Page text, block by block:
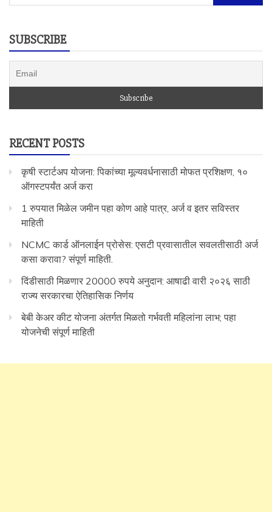
for:
SUBSCRIBE
RECENT POSTS
कृषी स्टार्टअप योजना: पिकांच्या मूल्यवर्धनासाठी मोफत प्रशिक्षण, १०
ऑगस्टपर्यंत अर्ज करा
1 रुपयात मिळेल जमीन पहा कोण आहे पात्र, अर्ज व इतर सविस्तर
माहिती
NCMC कार्ड ऑनलाईन प्रोसेस: एसटी प्रवासातील सवलतीसाठी अर्ज
कसा करावा? संपूर्ण माहिती.
दिंडीसाठी मिळणार 20000 रुपये अनुदान: आषाढी वारी २०२६ साठी
राज्य सरकारचा ऐतिहासिक निर्णय
बेबी केअर कीट योजना अंतर्गत मिळतो गर्भवती महिलांना लाभ; पहा
योजनेची संपूर्ण माहिती